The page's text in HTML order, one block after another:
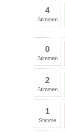
4
Stimmen
0
Stimmen
2
Stimmen
1
Stimme